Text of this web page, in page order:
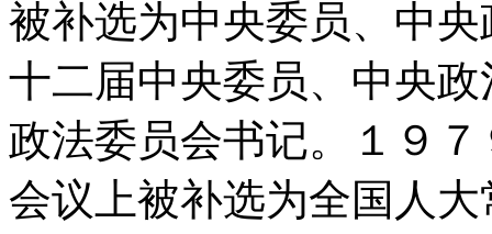
被补选为中央委员、中
十二届中央委员、中央
政法委员会书记。１９
会议上被补选为全国人